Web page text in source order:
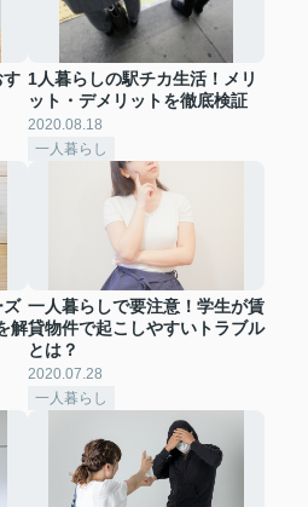
す 1人暮らしの駅チカ生活！メリ
ット・デメリットを徹底検証
2020.08.18
一人暮らし
ズ
解
一人暮らしで要注意！学生が賃
貸物件で起こしやすいトラブル
とは？
2020.07.28
一人暮らし